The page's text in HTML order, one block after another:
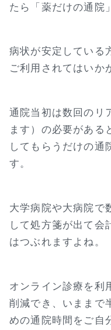
たら「薬だけの通院
病状が安定している
ご利用されてはいか
通院当初は数回のリ
ます）の必要がある
してもらうだけの通
す。
大学病院や大病院で
して処方箋が出て会
はつぶれますよね。
オンライン診療を利
削減でき、いままで
めの通院時間をご自